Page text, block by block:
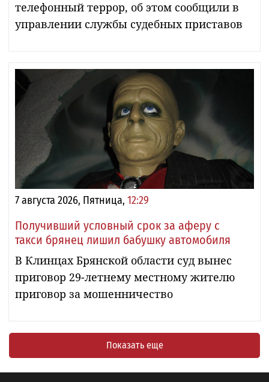
телефонный террор, об этом сообщили в
управлении службы судебных приставов
7 августа 2026, Пятница, 12:29
Получивший условный срок за аферу с
такси брянец лишил бабушку автомобиля
В Клинцах Брянской области суд вынес
приговор 29-летнему местному жителю
приговор за мошенничество
Показать еще